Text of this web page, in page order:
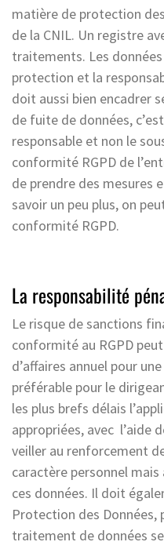
matière de protection
de la CNIL. Un registre
traitements. Les
protection et la
doit aussi bien encadrer
de fuite de données,
responsable et non le
conformité RGPD de
de prendre des mesures
savoir un peu plus, on
conformité RGPD.
La responsabilité
Le risque de sanctions
conformité au RGPD
d’affaires annuel pour
préférable pour le
les plus brefs délais
appropriées, avec l’aide
veiller au renforcement
caractère personnel
ces données. Il doit
Protection des
traitement de données